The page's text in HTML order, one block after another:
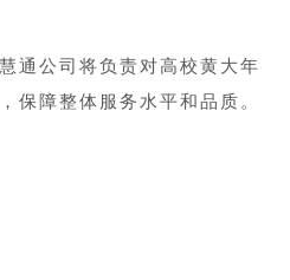
通公司将负责对高校黄大年
保障整体服务水平和品质。